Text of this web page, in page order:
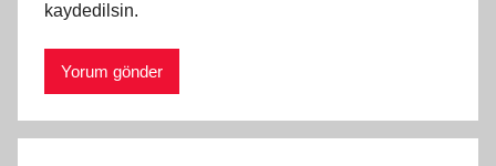
kaydedilsin.